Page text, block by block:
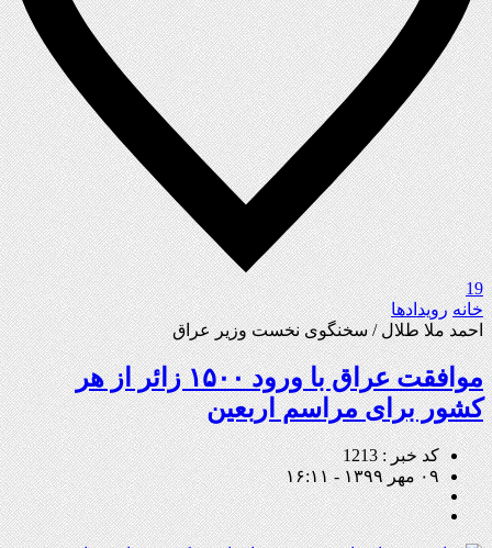
19
خانه رویدادها
احمد ملا طلال / سخنگوی نخست وزیر عراق
موافقت عراق با ورود ۱۵۰۰ زائر از هر
کشور برای مراسم اربعین
کد خبر : 1213
۰۹ مهر ۱۳۹۹ - ۱۶:۱۱